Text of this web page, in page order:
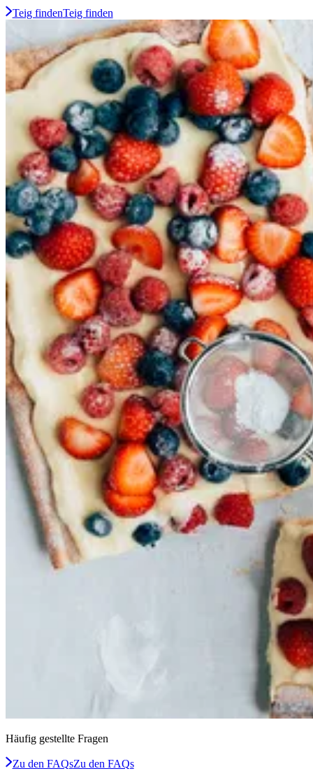
Teig findenTeig finden
Häufig gestellte Fragen
Zu den FAQsZu den FAQs